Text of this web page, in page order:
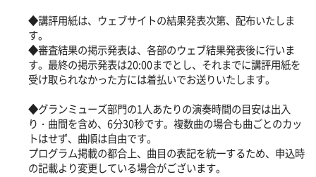
◆講評用紙は、ウェブサイトの結果発表次第、配布いたしま
す。
◆審査結果の掲示発表は、各部のウェブ結果発表後に行いま
す。最終の掲示発表は20:00までとし、それまでに講評用紙を
受け取られなかった方には着払いでお送りいたします。
◆グランミューズ部門の1人あたりの演奏時間の目安は出入
り・曲間を含め、6分30秒です。複数曲の場合も曲ごとのカッ
トはせず、曲順は自由です。
プログラム掲載の都合上、曲目の表記を統一するため、申込時
の記載より変更している場合がございます。